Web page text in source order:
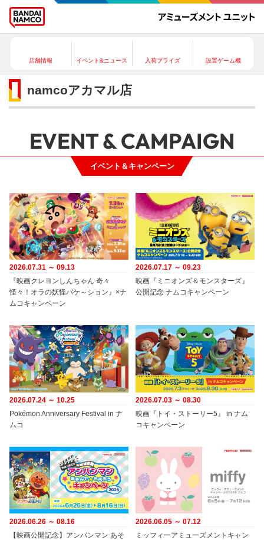
店舗情報 イベント&ニュース 入荷プライズ 設置ゲーム機
namcoアカマル店
イベント＆キャンペーン
EVENT & CAMPAIGN
2026.07.31 ～ 09.13
『映画クレヨンしんちゃん 奇々
怪々！オラの妖怪バケ～ション』×ナ
ムコキャンペーン
2026.07.17 ～ 09.23
映画『ミニオンズ＆モンスターズ』
公開記念 ナムコキャンペーン
2026.07.24 ～ 10.25
Pokémon Anniversary Festival in ナ
ムコ
2026.07.03 ～ 08.30
映画『トイ・ストーリー5』 in ナム
コキャンペーン
2026.06.26 ～ 08.16
【映画公開記念】アンパンマン あそ
2026.06.05 ～ 07.12
ミッフィーアミューズメントキャン